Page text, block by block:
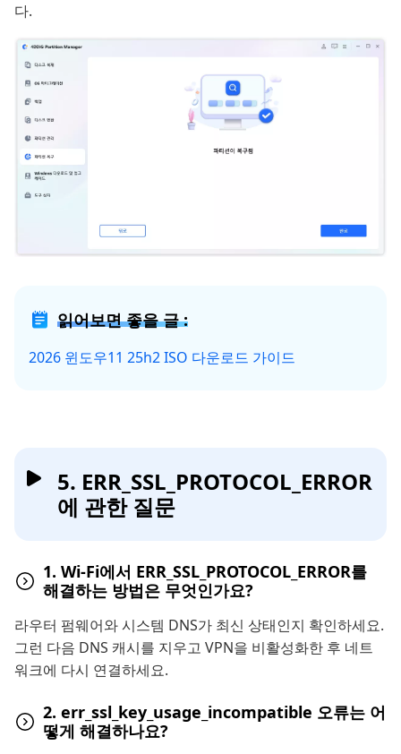
다.
읽어보면 좋을 글 :
2026 윈도우11 25h2 ISO 다운로드 가이드
5. ERR_SSL_PROTOCOL_ERROR
에 관한 질문
1. Wi-Fi에서 ERR_SSL_PROTOCOL_ERROR를
해결하는 방법은 무엇인가요?
라우터 펌웨어와 시스템 DNS가 최신 상태인지 확인하세요.
그런 다음 DNS 캐시를 지우고 VPN을 비활성화한 후 네트
워크에 다시 연결하세요.
2. err_ssl_key_usage_incompatible 오류는 어
떻게 해결하나요?